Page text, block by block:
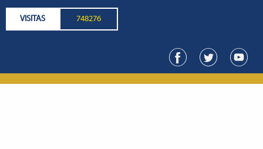
VISITAS 748276